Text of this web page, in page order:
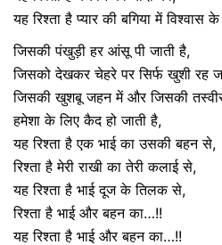
यह रिश्ता है प्यार की बगिया में
जिसकी पंखुड़ी हर आंसू पी जाती है,
जिसको देखकर चेहरे पर सिर्फ खुशी रह
जिसकी खुशबू जहन में और जिसकी तस्वीर
हमेशा के लिए कैद हो जाती है,
यह रिश्ता है एक भाई का उसकी बहन से,
रिश्ता है मेरी राखी का तेरी कलाई से,
यह रिश्ता है भाई दूज के तिलक से,
रिश्ता है भाई और बहन का…!!
यह रिश्ता है भाई और बहन का…!!